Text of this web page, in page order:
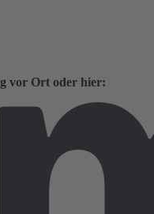
vor Ort oder hier: